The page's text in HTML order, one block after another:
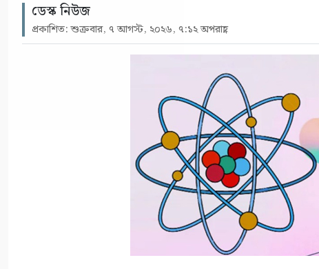
ডেস্ক নিউজ
প্রকাশিত: শুক্রবার, ৭ আগস্ট, ২০২৬, ৭:১২ অপরাহ্ণ